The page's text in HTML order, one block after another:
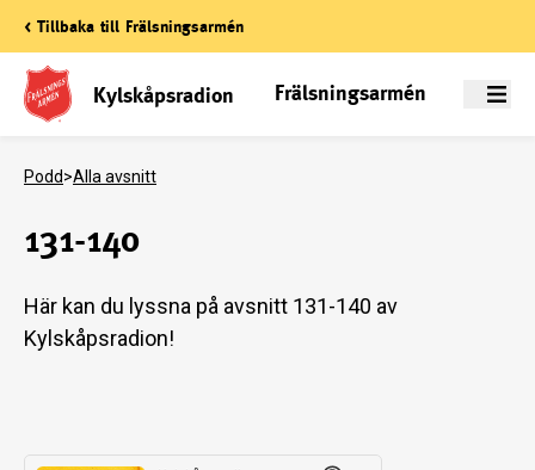
< Tillbaka till Frälsningsarmén
Kylskåpsradion Frälsningsarmén Meny
Podd>Alla avsnitt
131-140
Här kan du lyssna på avsnitt 131-140 av
Kylskåpsradion!